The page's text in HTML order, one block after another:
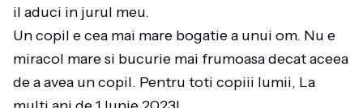
il aduci in jurul meu.
Un copil e cea mai mare bogatie a unui om. Nu e
miracol mare si bucurie mai frumoasa decat aceea
de a avea un copil. Pentru toti copiii lumii, La